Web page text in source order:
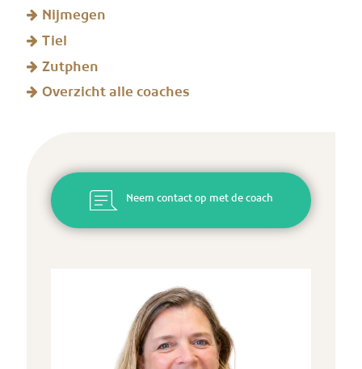
Nijmegen
Tiel
Zutphen
Overzicht alle coaches
Neem contact op met de coach